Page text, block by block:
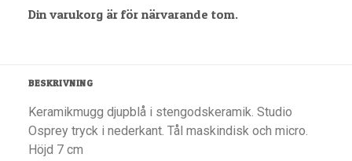
Din varukorg är för närvarande tom.
BESKRIVNING
Keramikmugg djupblå i stengodskeramik. Studio
Osprey tryck i nederkant. Tål maskindisk och micro.
Höjd 7 cm